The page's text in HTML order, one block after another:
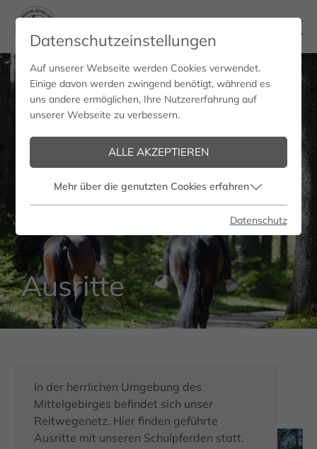
Ausritte
In der herrlichen Umgebung des
Mittelgebirges befindet sich unser
Reitwegenetz. Hier finden geführte
Ausritte mit unseren Schulpferden statt.
Datenschutzeinstellungen
Auf unserer Webseite werden Cookies verwendet.
Einige davon werden zwingend benötigt, während es
uns andere ermöglichen, Ihre Nutzererfahrung auf
unserer Webseite zu verbessern.
ALLE AKZEPTIEREN
Mehr über die genutzten Cookies erfahren
Datenschutz